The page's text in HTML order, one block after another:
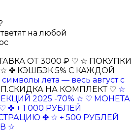
на любой
ОТ 3000 ₽ ♡ ☆ ПОКУПКИ
✤ КЭШБЭК 5% С КАЖДОЙ
лета — весь август с
НА КОМПЛЕКТ ♡ ☆
2025 -70% ☆ ♡ МОНЕТА
✤ + 1 000 РУБЛЕЙ
✤ ☆ + 500 РУБЛЕЙ
☆